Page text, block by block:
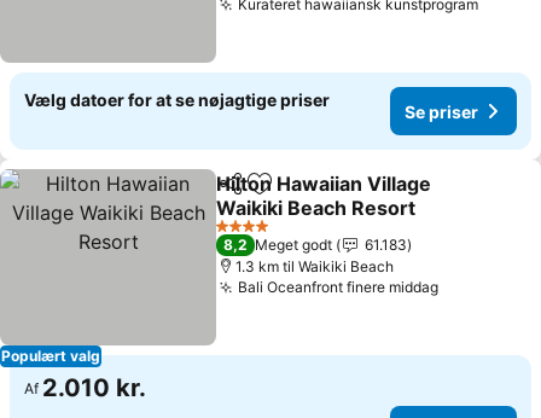
Kurateret hawaiiansk kunstprogram
Vælg datoer for at se nøjagtige priser
Se priser
Populært valg
Del Føj til favoritter
Hilton Hawaiian Village
Waikiki Beach Resort
4 Stjerner
8,2 Meget godt
61.183
1.3 km til Waikiki Beach
Bali Oceanfront finere middag
Af 2.010 kr.